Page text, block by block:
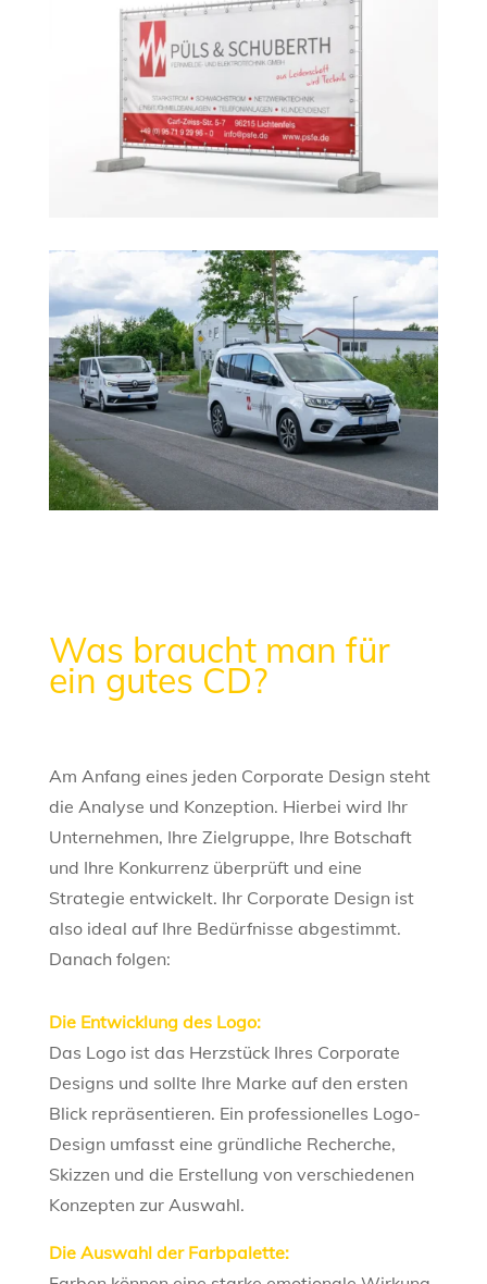
Was braucht man für
ein gutes CD?
Am Anfang eines jeden Corporate Design steht
die Analyse und Konzeption. Hierbei wird Ihr
Unternehmen, Ihre Zielgruppe, Ihre Botschaft
und Ihre Konkurrenz überprüft und eine
Strategie entwickelt. Ihr Corporate Design ist
also ideal auf Ihre Bedürfnisse abgestimmt.
Danach folgen:
Die Entwicklung des Logo:
Das Logo ist das Herzstück Ihres Corporate
Designs und sollte Ihre Marke auf den ersten
Blick repräsentieren. Ein professionelles Logo-
Design umfasst eine gründliche Recherche,
Skizzen und die Erstellung von verschiedenen
Konzepten zur Auswahl.
Die Auswahl der Farbpalette: